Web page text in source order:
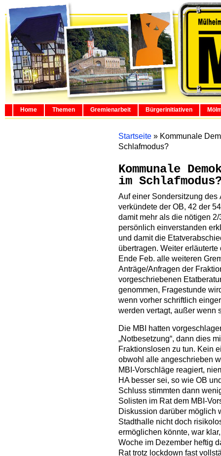
Home Themen Gremienarbeit Bürgerinitiativen
Startseite » Kommunale
Schlafmodus?
Kommunale
im
Auf einer Sondersitzung des
verkündete der OB, 42 der
damit mehr als die nötigen
persönlich einverstanden
und damit die
übertragen. Weiter
Ende Feb. alle weiteren
Anträge/Anfragen der
vorgeschriebenen
genommen, Fragestunde
wenn vorher schriftlich
werden vertagt, außer wenn
Die MBI hatten
„Notbesetzung“, dann dies
Fraktionslosen zu tun. Kein
obwohl alle angeschrieben
MBI-Vorschläge reagiert,
HA besser sei, so wie OB
Schluss stimmten dann
Solisten im Rat dem MBI-
Diskussion darüber möglich
Stadthalle nicht doch
ermöglichen könnte, war
Woche im Dezember heftig
Rat trotz lockdown fast